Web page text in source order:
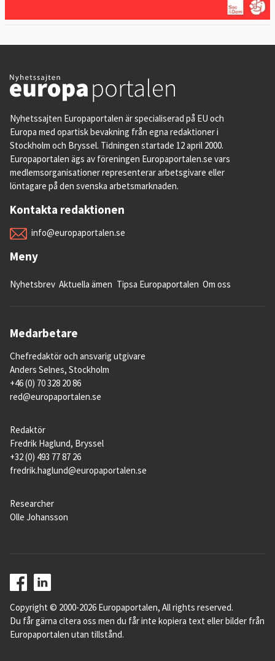
Nyhetssajten Europaportalen är specialiserad på EU och
Europa med opartisk bevakning från egna redaktioner i
Stockholm och Bryssel. Tidningen startade 12 april 2000.
Europaportalen ägs av föreningen Europaportalen.se vars
medlemsorganisationer representerar arbetsgivare eller
löntagare på den svenska arbetsmarknaden.
Kontakta redaktionen
info@europaportalen.se
Meny
Nyhetsbrev Aktuella ämen Tipsa Europaportalen Om oss
Medarbetare
Chefredaktör och ansvarig utgivare
Anders Selnes, Stockholm
+46 (0) 70 328 20 86
red@europaportalen.se
Redaktör
Fredrik Haglund, Bryssel
+32 (0) 493 77 87 26
fredrik.haglund@europaportalen.se
Researcher
Olle Johansson
Copyright © 2000-2026 Europaportalen, All rights reserved.
Du får gärna citera oss men du får inte kopiera text eller bilder från
Europaportalen utan tillstånd.